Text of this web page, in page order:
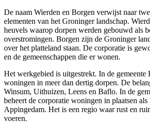
De naam Wierden en Borgen verwijst naar
elementen van het Groninger landschap.
heuvels waarop dorpen werden gebouwd als
overstromingen. Borgen zijn de Groninger
over het platteland staan. De corporatie is
en de gemeenschappen die er wonen.
Het werkgebied is uitgestrekt. In de gemeente
woningen in meer dan dertig dorpen. De
Winsum, Uithuizen, Leens en Baflo. In de
beheert de corporatie woningen in plaatsen als
Appingedam. Het is een regio waar rust en
voeren.